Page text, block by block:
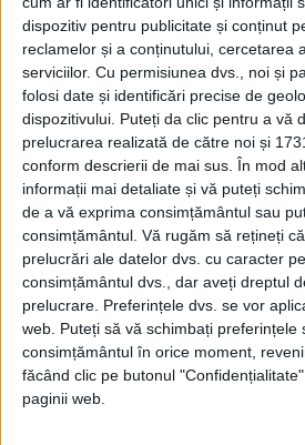
dispozitiv pentru publicitate și conținut
reclamelor și a conținutului, cercetarea
serviciilor. Cu permisiunea dvs., noi și
folosi date și identificări precise de
dispozitivului. Puteți da clic pentru a vă
prelucrarea realizată de către noi și
conform descrierii de mai sus. În mod
informații mai detaliate și vă puteți
de a vă exprima consimțământul sau
consimțământul. Vă rugăm să rețineți
prelucrări ale datelor dvs. cu caracter
consimțământul dvs., dar aveți dreptul
prelucrare. Preferințele dvs. se vor
web. Puteți să vă schimbați preferințele
consimțământul în orice moment,
făcând clic pe butonul
paginii web.
Carol al II-lea și acțiunile
România Mare
Afaceri oneroase care
modernă: Strousberg și
ETICHETE: WULFILLA
PUBLICAT IN CATEGORIILE: FEBRUARIE
DISTRIBUIE ȘTIREA: FACEBOOK|TWITTER
DACĂ VA PLAC MATERIALELE PUBLICATE,
ȘI PE PAGINA NOASTRĂ DE FACEBOOK
RECOMANDARI PENTRU
Istoria sloturilor: de